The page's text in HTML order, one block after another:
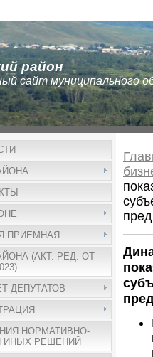
район
сайт муниципального
ПРИЕМНАЯ
(АКТ. РЕД. ОТ
ДЕПУТАТОВ
НОРМАТИВНО-
ИНЫХ РЕШЕНИЙ